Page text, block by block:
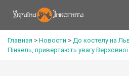
Главная > Новости > До костелу на
Пінзель, привертають увагу